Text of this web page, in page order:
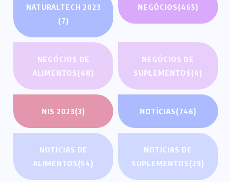
NATURALTECH 2023
(7)
NEGÓCIOS(465)
NEGÓCIOS DE
ALIMENTOS(48)
NEGÓCIOS DE
SUPLEMENTOS(4)
NIS 2023(3) NOTÍCIAS(746)
NOTÍCIAS DE
ALIMENTOS(54)
NOTÍCIAS DE
SUPLEMENTOS(29)